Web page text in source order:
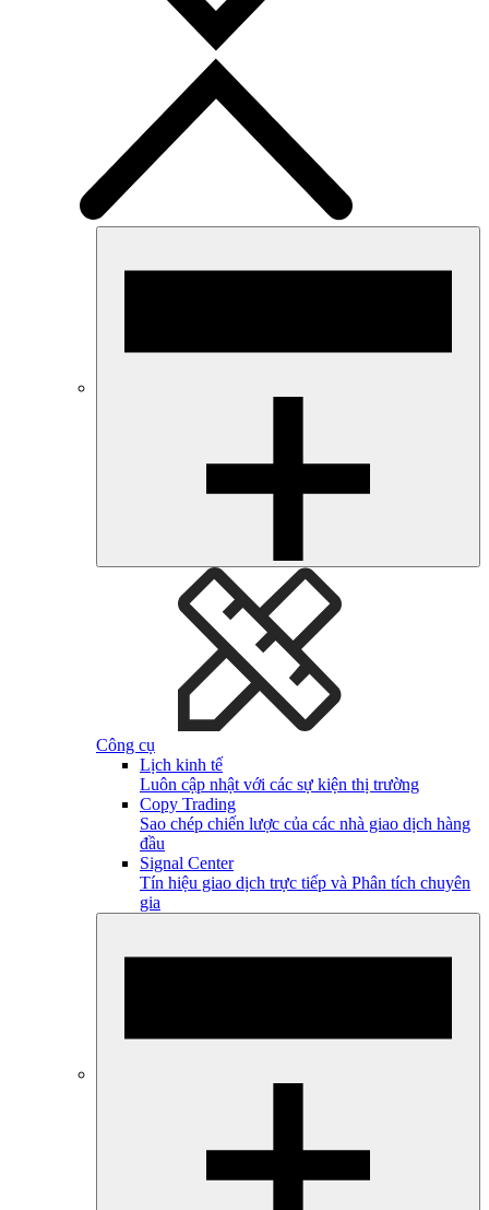
Công cụ
Lịch kinh tế
Luôn cập nhật với các sự kiện thị trường
Copy Trading
Sao chép chiến lược của các nhà giao dịch hàng
đầu
Signal Center
Tín hiệu giao dịch trực tiếp và Phân tích chuyên
gia